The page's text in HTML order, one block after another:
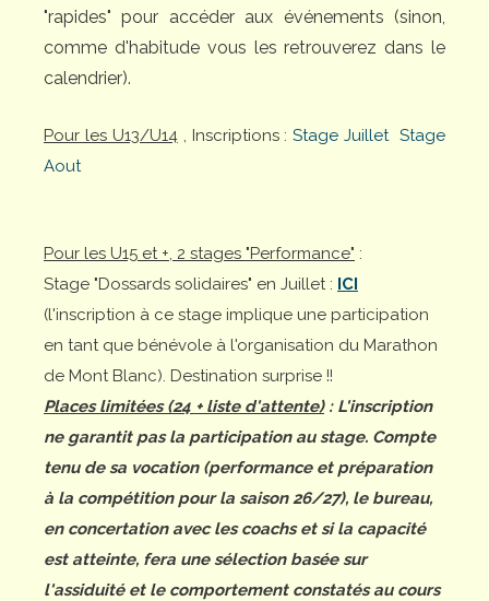
"rapides" pour accéder aux événements (sinon,
comme d'habitude vous les retrouverez dans le
calendrier).
Pour les U13/U14, Inscriptions :Stage Juillet Stage
Aout
Pour les U15 et +, 2 stages "Performance" :
Stage "Dossards solidaires" en Juillet : ICI
(l'inscription à ce stage implique une participation
en tant que bénévole à l'organisation du Marathon
de Mont Blanc). Destination surprise !!
Places limitées (24 + liste d'attente): L'inscription
ne garantit pas la participation au stage. Compte
tenu de sa vocation (performance et préparation
à la compétition pour la saison 26/27), le bureau,
en concertation avec les coachs et si la capacité
est atteinte, fera une sélection basée sur
l'assiduité et le comportement constatés au cours